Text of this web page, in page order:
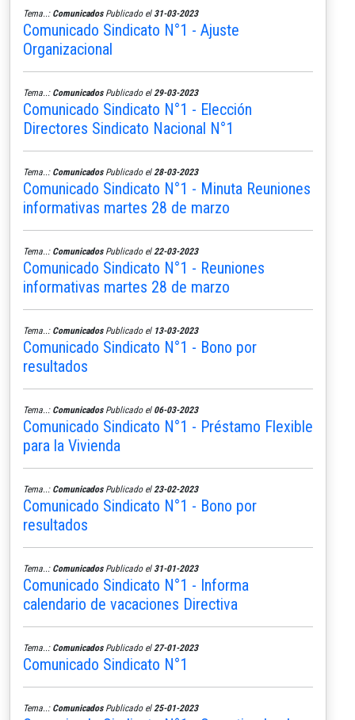
Tema..: ComunicadosPublicado el 31-03-2023
Comunicado Sindicato N°1 - Ajuste
Organizacional
Tema..: ComunicadosPublicado el 29-03-2023
Comunicado Sindicato N°1 - Elección
Directores Sindicato Nacional N°1
Tema..: ComunicadosPublicado el 28-03-2023
Comunicado Sindicato N°1 - Minuta Reuniones
informativas martes 28 de marzo
Tema..: ComunicadosPublicado el 22-03-2023
Comunicado Sindicato N°1 - Reuniones
informativas martes 28 de marzo
Tema..: ComunicadosPublicado el 13-03-2023
Comunicado Sindicato N°1 - Bono por
resultados
Tema..: ComunicadosPublicado el 06-03-2023
Comunicado Sindicato N°1 - Préstamo Flexible
para la Vivienda
Tema..: ComunicadosPublicado el 23-02-2023
Comunicado Sindicato N°1 - Bono por
resultados
Tema..: ComunicadosPublicado el 31-01-2023
Comunicado Sindicato N°1 - Informa
calendario de vacaciones Directiva
Tema..: ComunicadosPublicado el 27-01-2023
Comunicado Sindicato N°1
Tema..: ComunicadosPublicado el 25-01-2023